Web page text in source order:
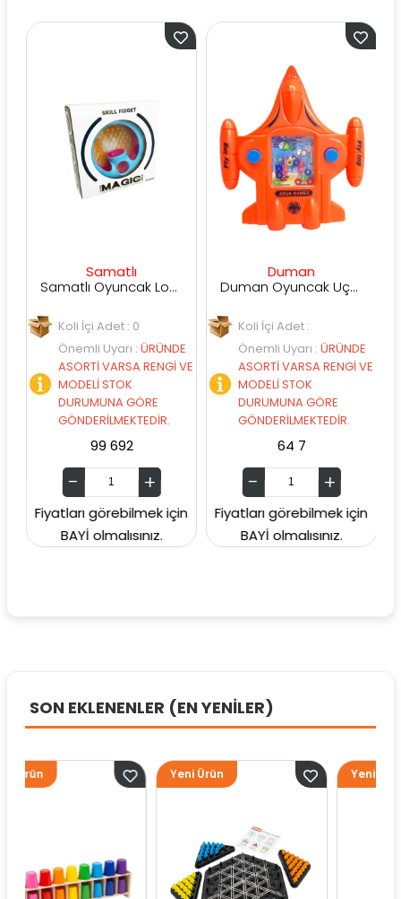
Samatlı
Samatlı Oyuncak Loopy Looper Magic Circle
Koli İçi Adet : 0
Önemli Uyarı:ÜRÜNDE
ASORTİ VARSA RENGİ VE
MODELİ STOK
DURUMUNA GÖRE
GÖNDERİLMEKTEDİR.
99 692
Fiyatları görebilmek için
BAYİ olmalısınız.
Duman
Duman Oyuncak Uçak Modelli Su Oyunu 14 Cm 3+ DMN5869D
Koli İçi Adet :
Önemli Uyarı:ÜRÜNDE
ASORTİ VARSA RENGİ VE
MODELİ STOK
DURUMUNA GÖRE
GÖNDERİLMEKTEDİR.
64 7
Fiyatları görebilmek için
BAYİ olmalısınız.
SON EKLENENLER (EN YENİLER)
Yeni Ürün Yeni Ürün